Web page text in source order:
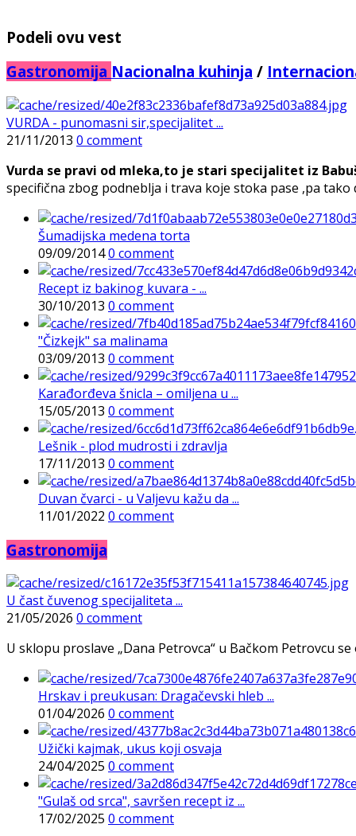
Podeli ovu vest
Gastronomija Nacionalna kuhinja /
VURDA - punomasni sir,specijalitet ...
21/11/2013 0 comment
Vurda se pravi od mleka,to je stari specijalitet iz
specifična zbog podneblja i trava koje stoka pase ,pa
Šumadijska medena torta
09/09/20140 comment
Recept iz bakinog kuvara - ...
30/10/2013 0 comment
"Čizkejk" sa malinama
03/09/2013 0 comment
Karađorđeva šnicla – omiljena u ...
15/05/2013 0 comment
Lešnik - plod mudrosti i zdravlja
17/11/2013 0 comment
Duvan čvarci - u Valjevu kažu da ...
11/01/2022 0 comment
Gastronomija
U čast čuvenog specijaliteta ...
21/05/2026 0 comment
U sklopu proslave „Dana Petrovca“ u Bačkom Petrovcu
Hrskav i preukusan: Dragačevski hleb ...
01/04/2026 0 comment
Užički kajmak, ukus koji osvaja
24/04/2025 0 comment
"Gulaš od srca", savršen recept iz ...
17/02/2025 0 comment